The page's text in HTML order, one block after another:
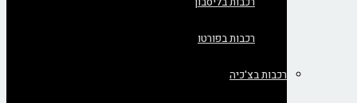
רכבות בפורטו
רכבות בצ'כיה